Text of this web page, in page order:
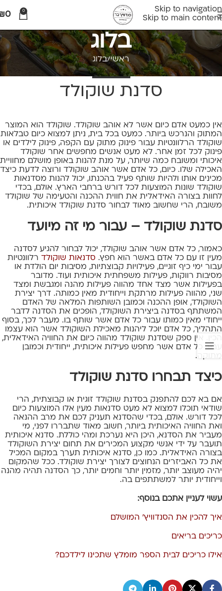
Skip to navigation
Skip to main content
0
0
בלוג
ראשי בלוג
בלוג ,מאמרים
סדנת שוקולד
אין כמעט אדם כיום אשר לא אוהב שוקולד. שוקולד הוא המוצר
המתוק והנרכש ביותר. כמעט בכל בית, ניתן למצוא כיום טבלאות
שוקולד הרלוונטיות עבור פינוק מתוק עם הקפה, פינוק לילדים או
פינוק לכל זמן אחר. לא מעט אנשים מחפשים אחר שוקולד
איכותי ומשובח כמה שיותר, על מנת להנות באופן מושלם מחוויית
האכילה שלו. כיום, כל אדם אשר אוהב שוקולד ורוצה לדעת כיצד
מכינים אותו ולהיות שותף פעיל בהכנתו, יכול להנות מסדנאות
שוקולד שונות המוצעות לכל דורש ברחבי הארץ. אולם, בכדי
לחוות בצורה האידאלית את חווית ההכנה והטעימה של שוקולד
משובח, הרי שחשוב מאוד לבחור סדנת שוקולד איכותית.
סדנת שוקולד – עבור מי זה מיועד
כאמור, כל אדם אשר אוהב שוקולד, יכול לבחור להגיע לסדנה
מעין זו עם כל אדם באשר הוא חפץ. סדנאות שוקולד רלוונטיות
עבור ימי כיף זוגיים, פעילויות קבוצתיות, מסיבות יום הולדת או
מסיבות רווקות, פעילות משפחתית איכותית ועוד. מדובר
בפעילות אשר מצד אחד מהווה פעילות מהנה ומגבשת ומצד
שני, מהווה פעילות מרתקת וייחודית מאין כמותה. דרך יצירת
השוקולד, אופן ההכנה וכמובן השותפות המלאה של האדם
המשתתף בסדנה ביצירת השוקולד, הופכים את הסדנה לדבר
ייחודי מאין כמותו עבור כל אדם אשר שותף בו. מעבר לכך, בסוף
התהליך, כל אדם יוכל ליהנות מאכילת השוקולד אשר הוא עצמו
הכין. אין ספק שסדנת שוקולד מהווה כיום את החוויה האידאלית,
עבור כל אדם אשר מחפש פעילות איכותית, ייחודית וכמובן
מתוקה.
כיצד תבחרו סדנת שוקולד
אם בא לכם להתפנק בסדנת שוקולד זוגית או קבוצתית, הרי
שודאי תוכלו למצוא לא מעט סדנאות מעין אלו המוצעות כיום
לכל דורש. אולם, בכדי שהסדנא תעניק לכם את מרב ההנאה
ואת החוויה האיכותית ביותר, חשוב מאוד שתבררו לפני, מי
מעביר את הסדנא, היכן היא נערכת ומהי כוללת. סדנא איכותית
תועבר על ידי אנשי מקצוע המכירים את תחום יצירת השוקולד
בצורה האידאלית. כמו כן, סדנא איכותית תערך במקום המכיל
את כל האביזרים הנחוצים לצורך יצירת שוקולד. ככל שהמקום
יהיה מעוצב יותר, מזמין יותר וחמים יותר, כך הסדנה תהיה מהנה
וייחודית יותר למשתתפים בה.
עשוי לעניין אתכם בנוסף:
איך להכין את הסנדוויץ' המושלם
כריכים בריאים
אילו כריכים לבית הספר מומלץ שתכינו לילדכם?